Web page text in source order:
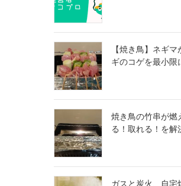
【焼き鳥】ネギ
ギのコゲを最小限
焼き鳥の竹串が燃
る！取れる！を解
ガスと炭火、自宅